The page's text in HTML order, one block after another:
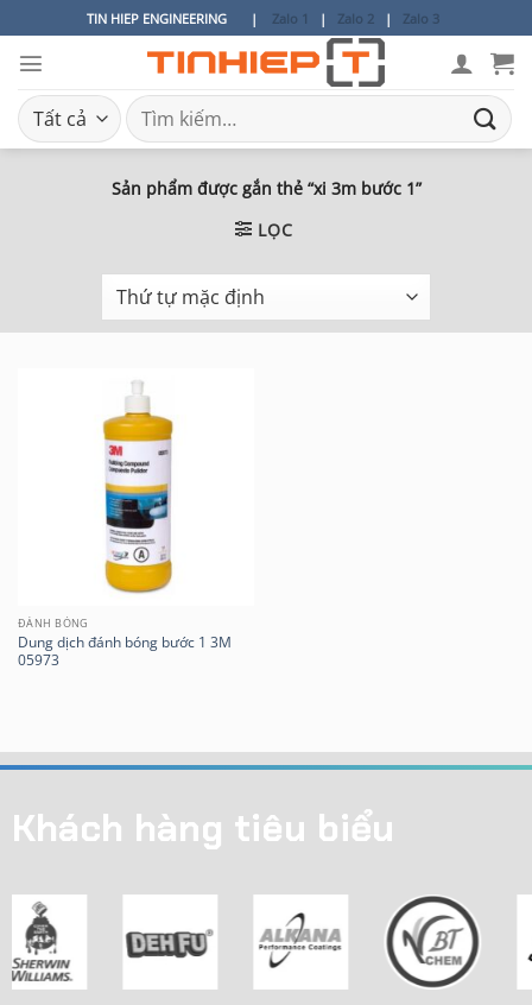
qua
nội
dung
TIN HIEP ENGINEERING | Zalo 1 | Zalo 2| Zalo 3
Tìm
kiếm:
Sản phẩm được gắn thẻ “xi 3m bước 1”
LỌC
ĐÁNH BÓNG
Dung dịch đánh bóng bước 1 3M
05973
Khách hàng tiêu biểu